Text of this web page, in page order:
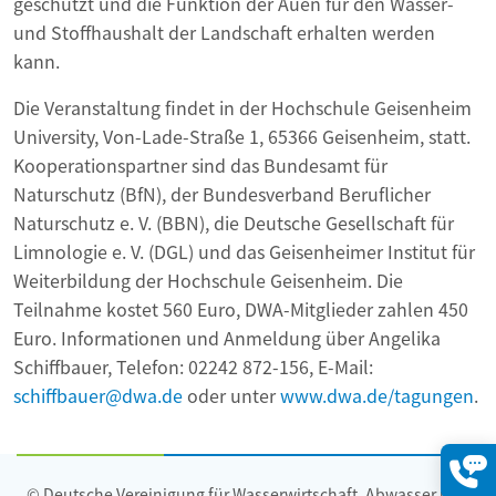
und Stoffhaushalt der Landschaft erhalten werden
kann.
Die Veranstaltung findet in der Hochschule Geisenheim
University, Von-Lade-Straße 1, 65366 Geisenheim, statt.
Kooperationspartner sind das Bundesamt für
Naturschutz (BfN), der Bundesverband Beruflicher
Naturschutz e. V. (BBN), die Deutsche Gesellschaft für
Limnologie e. V. (DGL) und das Geisenheimer Institut für
Weiterbildung der Hochschule Geisenheim. Die
Teilnahme kostet 560 Euro, DWA-Mitglieder zahlen 450
Euro. Informationen und Anmeldung über Angelika
Schiffbauer, Telefon: 02242 872-156, E-Mail:
schiffbauer@dwa.deoder unterwww.dwa.de/tagungen.